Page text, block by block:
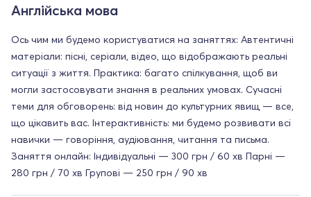
Англійська мова
Ось чим ми будемо користуватися на заняттях: Автентичні
матеріали: пісні, серіали, відео, що відображають реальні
ситуації з життя. Практика: багато спілкування, щоб ви
могли застосовувати знання в реальних умовах. Сучасні
теми для обговорень: від новин до культурних явищ — все,
що цікавить вас. Інтерактивність: ми будемо розвивати всі
навички — говоріння, аудіювання, читання та письма.
Заняття онлайн: Індивідуальні — 300 грн / 60 хв Парні —
280 грн / 70 хв Групові — 250 грн / 90 хв